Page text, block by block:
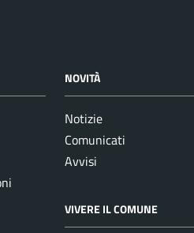
NOVITÀ
Notizie
Comunicati
Avvisi
VIVERE IL COMUNE